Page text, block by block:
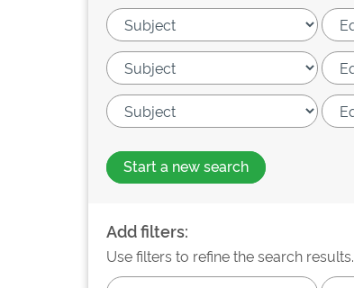
Start a new search
Add filters:
Use filters to refine the search results.